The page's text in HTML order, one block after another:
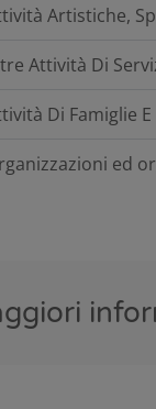
Artistiche,
Attività Di
Di Famiglie
ed